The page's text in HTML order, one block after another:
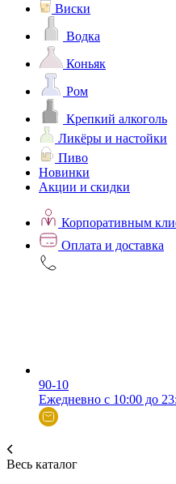
Виски
Водка
Коньяк
Ром
Крепкий алкоголь
Ликёры и настойки
Пиво
Новинки
Акции и скидки
Корпоративным
Оплата и доставка
90-10
Ежедневно с 10:00 до
Весь каталог